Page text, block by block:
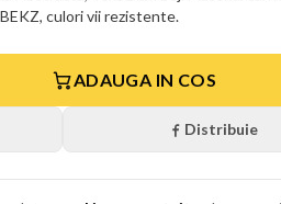
culori vii rezistente.
ADAUGA IN COS
Distribuie